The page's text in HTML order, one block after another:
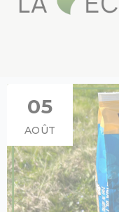
05
AOÛT